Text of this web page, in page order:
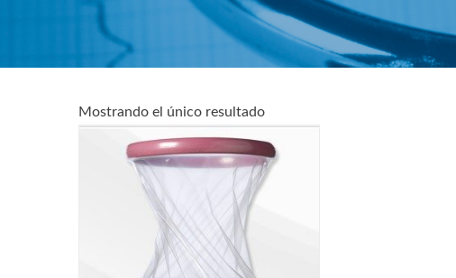
Mostrando el único resultado